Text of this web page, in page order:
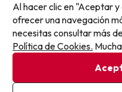
Condiciones generales
Política de cookies
Al hacer clic en "Aceptar
ofrecer una navegación
necesitas consultar más
Política de Cookies.